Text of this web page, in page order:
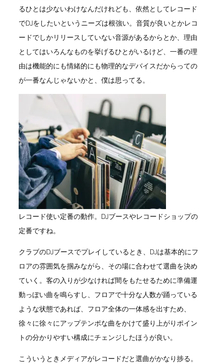
るひとは少ないわけなんだけれども、依然としてレコード
でDJをしたいというニーズは根強い。音質が良いとかレコ
ードでしかリリースしていない音源があるからとか、理由
としてはいろんなものを挙げるひとがいるけど、一番の理
由は機能的にも情緒的にも物理的なデバイスだからっての
が一番なんじゃないかと、僕は思ってる。
レコード使い定番の動作。DJブースやレコードショップの
定番ですね。
クラブのDJブースでプレイしているとき、DJは基本的にフ
ロアの雰囲気を掴みながら、その場に合わせて選曲を決め
ていく。客の入りが少なければ間をもたせるために準備運
動っぽい曲を鳴らすし、フロアで十分な人数が踊っている
ような状態であれば、フロア全体の一体感を出すため、
徐々に徐々にアップテンポな曲をかけて盛り上がりポイン
トの分かりやすい構成にチェンジしたほうが良い。
こういうときメディアがレコードだと選曲がかなり捗る。